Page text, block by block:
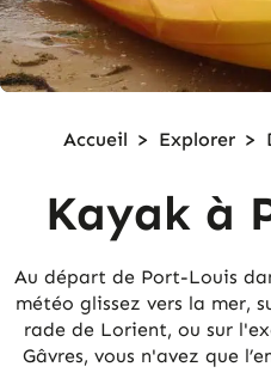
Accueil > Explorer >
Kayak à
Au départ de Port-Louis
météo glissez vers la mer,
rade de Lorient, ou sur
Gâvres, vous n'avez que